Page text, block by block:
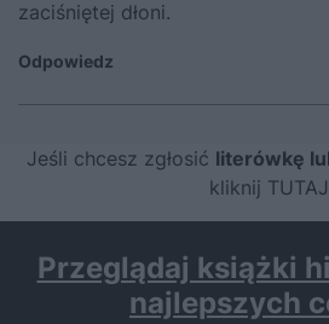
zaciśniętej dłoni.
Odpowiedz
Jeśli chcesz zgłosić literówkę
kliknij TUTAJ
Przeglądaj książki
najlepszych